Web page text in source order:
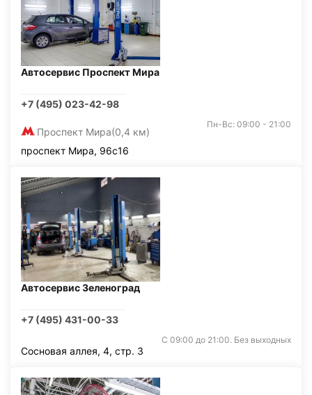
Автосервис Проспект Мира
+7 (495) 023-42-98
Проспект Мира(0,4 км)
Пн-Вс: 09:00 - 21:00
проспект Мира, 96с16
Автосервис Зеленоград
+7 (495) 431-00-33
С 09:00 до 21:00. Без выходных
Сосновая аллея, 4, стр. 3